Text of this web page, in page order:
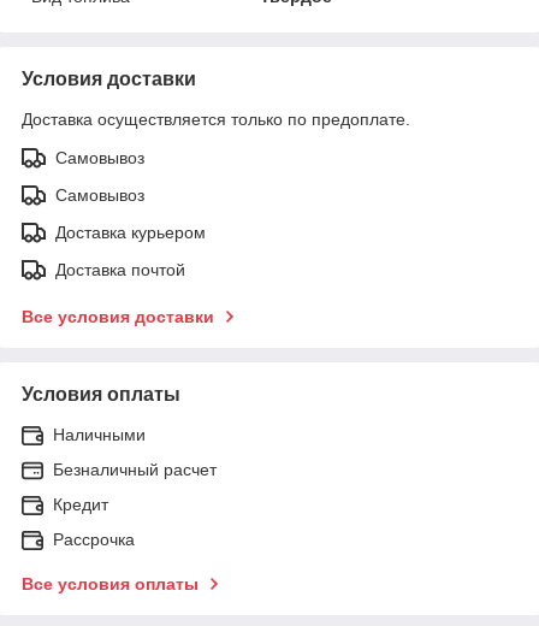
Условия доставки
Доставка осуществляется только по предоплате.
Самовывоз
Самовывоз
Доставка курьером
Доставка почтой
Все условия доставки
Условия оплаты
Наличными
Безналичный расчет
Кредит
Рассрочка
Все условия оплаты